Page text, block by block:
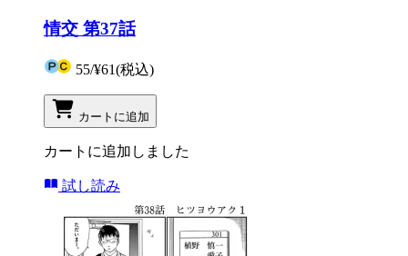
情交 第37話
55/¥61(税込)
カートに追加
カートに追加しました
試し読み